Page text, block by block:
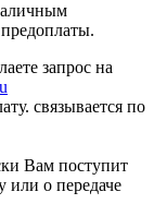
запрос на
связывается по
Вам поступит
или о передаче